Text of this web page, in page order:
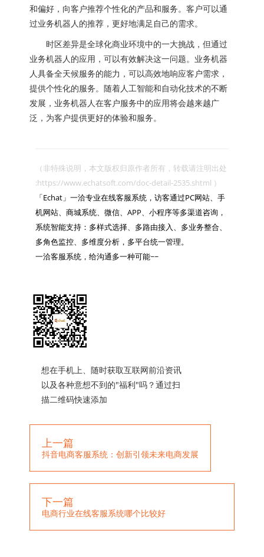
和偏好，向客户推荐个性化的产品和服务。客户可以通
过业务机器人的推荐，更好地满足自己的需求。
时区差异是全球化商业环境中的一大挑战，但通过
业务机器人的应用，可以有效解决这一问题。业务机器
人具备全天候服务的能力，可以高效地响应客户需求，
提供个性化的服务。随着人工智能和自动化技术的不断
发展，业务机器人在客户服务中的应用将会越来越广
泛，为客户提供更好的体验和服务。
（非特殊说明，本文版权归原作者所有，转载请注明出处
:https://www.echatsoft.com/doc-detail-2535.shtml ）
「Echat」一洽专业在线客服系统，访客通过PC网站、手
机网站、商城系统、微信、APP、小程序等多渠道咨询，
系统智能支持：多样式选择、多路由接入、多业务整合、
多角色监控、多维度分析，多平台统一管理。
一洽客服系统，给沟通多一种可能~~
想在手机上、随时获取互联网前沿资讯
以及各种意想不到的"福利"吗？通过扫
描二维码快速添加
上一篇
抖音电商客服系统：创新引领未来电商发展
下一篇
电商行业在线客服系统哪个比较好